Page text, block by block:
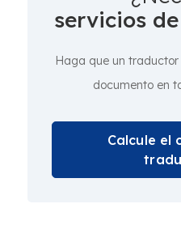
servicios
Haga que un
documento en
Calcule el